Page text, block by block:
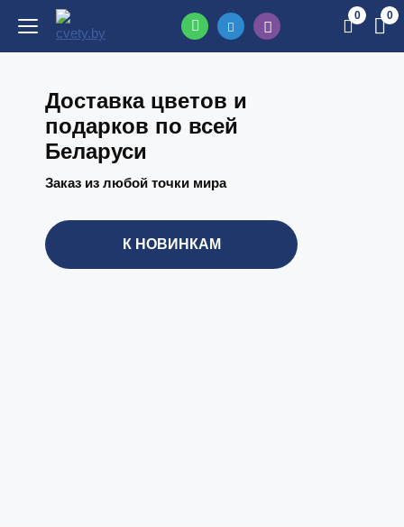
0 0
Доставка цветов и
подарков по всей
Беларуси
Заказ из любой точки мира
К НОВИНКАМ